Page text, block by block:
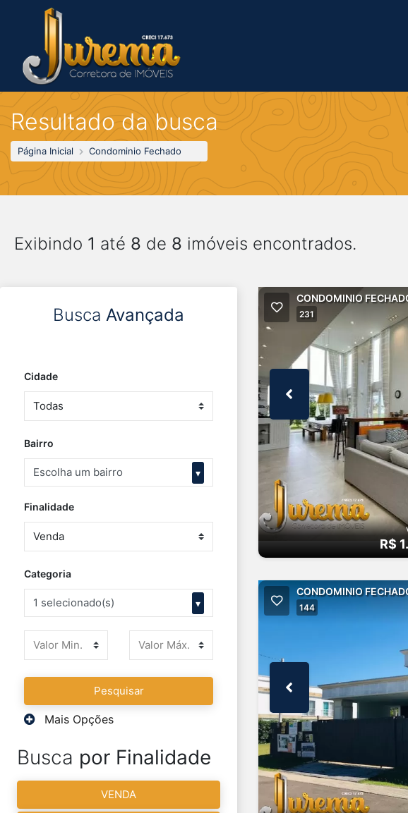
Resultado da busca
Página Inicial Condominio Fechado
Exibindo 1 até 8 de 8 imóveis encontrados.
Busca Avançada
Cidade
Bairro
Escolha um bairro ▾
Finalidade
Categoria
1 selecionado(s) ▾
Pesquisar
Mais Opções
Busca por Finalidade
VENDA
CONDOMINIO
231
R$
CONDOMINIO
144